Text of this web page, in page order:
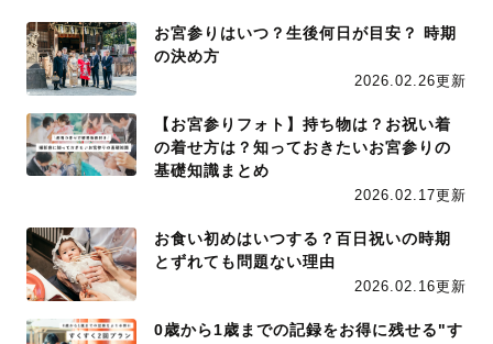
お宮参りはいつ？生後何日が目安？ 時期
の決め方
2026.02.26更新
【お宮参りフォト】持ち物は？お祝い着
の着せ方は？知っておきたいお宮参りの
基礎知識まとめ
2026.02.17更新
お食い初めはいつする？百日祝いの時期
とずれても問題ない理由
2026.02.16更新
0歳から1歳までの記録をお得に残せる"す